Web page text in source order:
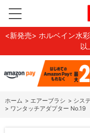
<新発売> ホルベイン水
以
ホーム > エアーブラシ > シス
> ワンタッチアダプター No.19